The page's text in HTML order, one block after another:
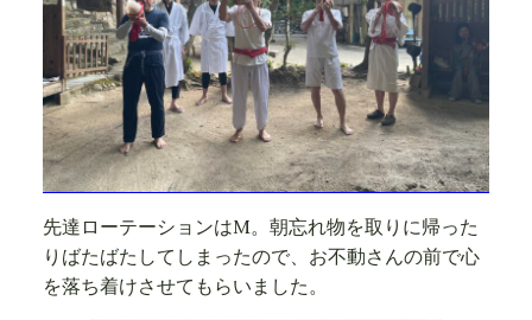
先達ローテーションはM。朝忘れ物を取りに帰った
りばたばたしてしまったので、お不動さんの前で心
を落ち着けさせてもらいました。